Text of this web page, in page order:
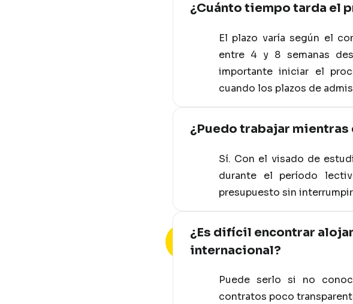
¿Cuánto tiempo tarda el
El plazo varía según el
entre 4 y 8 semanas
importante iniciar el
cuando los plazos de
¿Puedo trabajar mientras
Sí. Con el visado de
durante el período
presupuesto sin
¿Es difícil encontrar
internacional?
Puede serlo si no
contratos poco